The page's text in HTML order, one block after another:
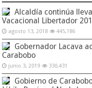
Alcaldía continúa
Vacacional Libertador
agosto 13, 2018 445,186
Gobernador Lacava
Carabobo
junio 3, 2019 330,431
Gobierno de